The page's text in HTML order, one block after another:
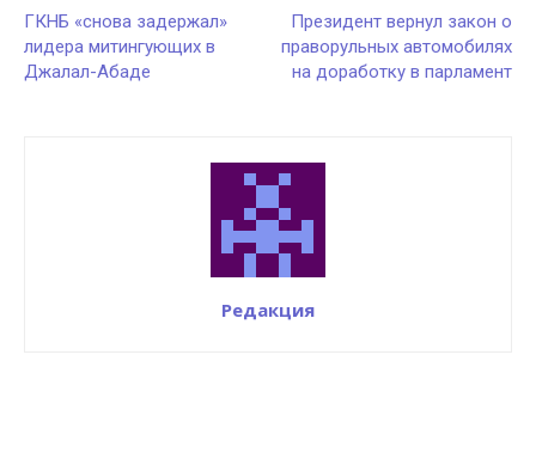
ГКНБ «снова задержал»
лидера митингующих в
Джалал-Абаде
Президент вернул закон о
праворульных автомобилях
на доработку в парламент
Редакция